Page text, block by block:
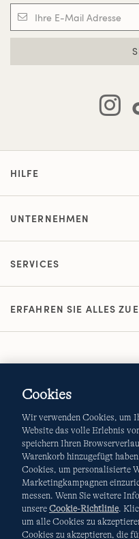
HILFE
UNTERNEHMEN
SERVICES
ERFAHREN SIE ALLES
AGB
Cookies-Ich
Diese Website ist durch
Cookies
Wir verwenden Cookies, um
Website das volle Erlebnis
speichern Ihren
Warenkorb hinzugefügt
Cookies, um personalisierte
Marketingkampagnen
messen. Wenn Sie weitere
unsere Cookie-Richtlinie.
um alle Cookies zu
Cookies zu akzeptieren, die